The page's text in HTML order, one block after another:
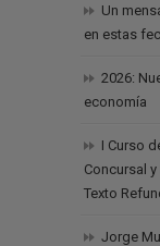
Un
en estas
2026:
economía
I Curso
Concursal
Texto
Jorge